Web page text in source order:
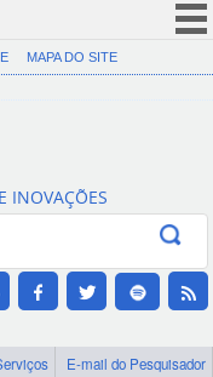
(COVID-19)
Canais
MAPA DO SITE
INOVAÇÕES
E-mail do Pesquisador